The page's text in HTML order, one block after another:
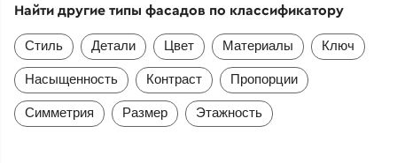
Найти другие типы фасадов по классификатору
Стиль Детали Цвет Материалы Ключ
Насыщенность Контраст Пропорции
Симметрия Размер Этажность